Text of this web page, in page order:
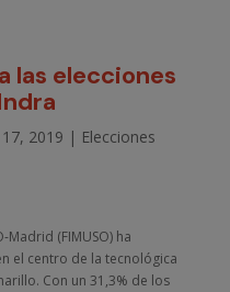
las elecciones
17, 2019 | Elecciones
(FIMUSO) ha
el centro de la tecnológica
Con un 31,3% de los